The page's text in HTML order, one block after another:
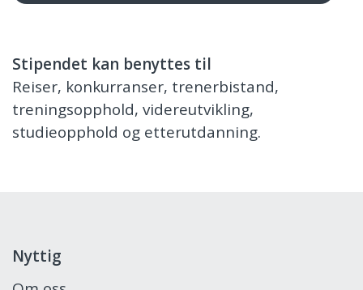
Stipendet kan benyttes til
Reiser, konkurranser, trenerbistand,
treningsopphold, videreutvikling,
studieopphold og etterutdanning.
Nyttig